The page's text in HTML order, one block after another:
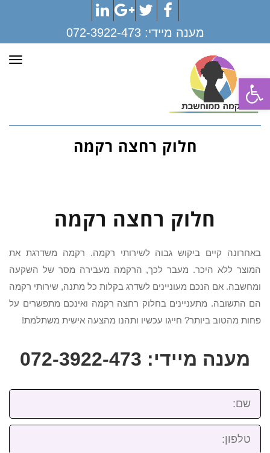
פתח סרגל נגישות
Facebook
Twitter
Google+
LinkedIn
מענה מיידי:072-3922-473
חלוק רחצה רקמה
חלוק רחצה רקמה
באחרונה קיים ביקוש גבוה לשירותי רקמה. רקמה משדרגת את
המוצר ללא היכר. מעבר לכך, הרקמה מעבירה מסר של השקעה
ומחשבה. אם הנכם מעוניינים לשדרג בקלות כל מתנה, שירותי רקמה
הם התשובה. מתעניינים בחלוק רחצה רקמה ואינכם מתפשרים על
פחות מהטוב ביותר? חייגו עכשיו ותהנו מהצעה אישית משתלמת!
מענה מיידי: 072-3922-473
שם:
טלפון: